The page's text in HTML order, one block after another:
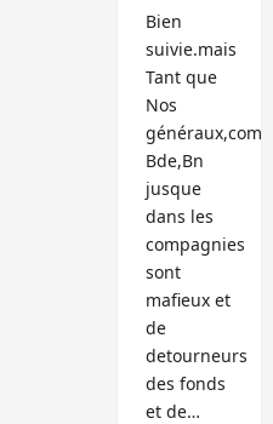
Bien
suivie.mais
Tant que
Nos
généraux,com
Bde,Bn
jusque
dans les
compagnies
sont
mafieux et
de
detourneurs
des fonds
et de…